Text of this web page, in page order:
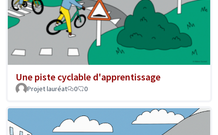
Une piste cyclable d'apprentissage
Projet lauréat 0 0